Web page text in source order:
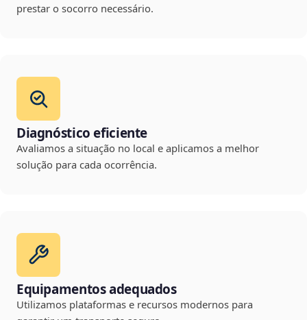
prestar o socorro necessário.
Diagnóstico eficiente
Avaliamos a situação no local e aplicamos a melhor
solução para cada ocorrência.
Equipamentos adequados
Utilizamos plataformas e recursos modernos para